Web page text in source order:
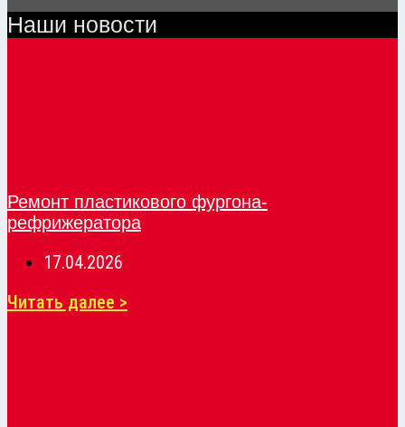
Наши новости
Ремонт пластикового фургона-
рефрижератора
17.04.2026
Читать далее >